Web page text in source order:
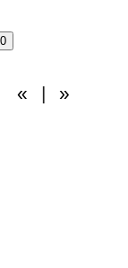
« | »